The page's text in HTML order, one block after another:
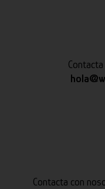
Contacta con